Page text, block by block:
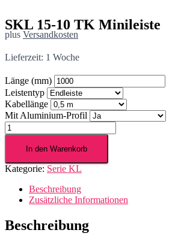
SKL 15-10 TK Minileiste
plus Versandkosten
Lieferzeit: 1 Woche
Länge (mm)
Leistentyp
Kabellänge
Mit Aluminium-Profil
SKL
15-
Minileiste
In den Warenkorb
Kategorie: Serie KL
Beschreibung
Zusätzliche Informationen
Beschreibung